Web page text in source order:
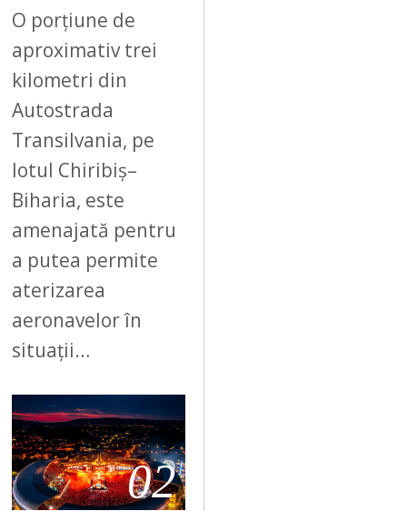
O porțiune de
aproximativ trei
kilometri din
Autostrada
Transilvania, pe
lotul Chiribiș–
Biharia, este
amenajată pentru
a putea permite
aterizarea
aeronavelor în
situații…
02